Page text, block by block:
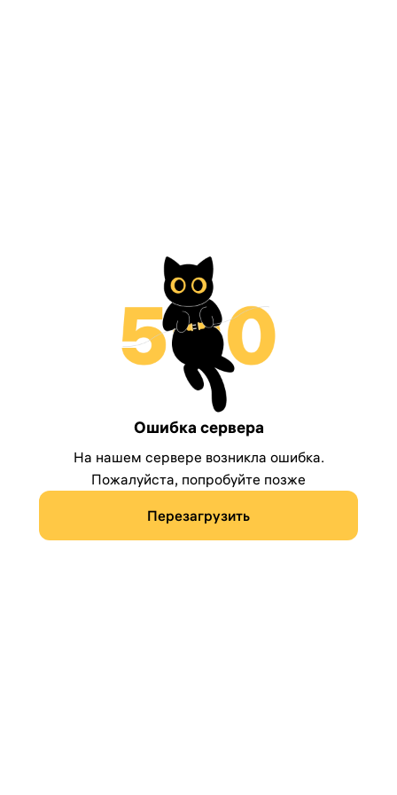
Ошибка сервера
На нашем сервере возникла ошибка.
Пожалуйста, попробуйте позже
Перезагрузить